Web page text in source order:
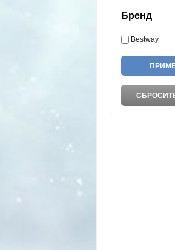
Бренд
Bestway